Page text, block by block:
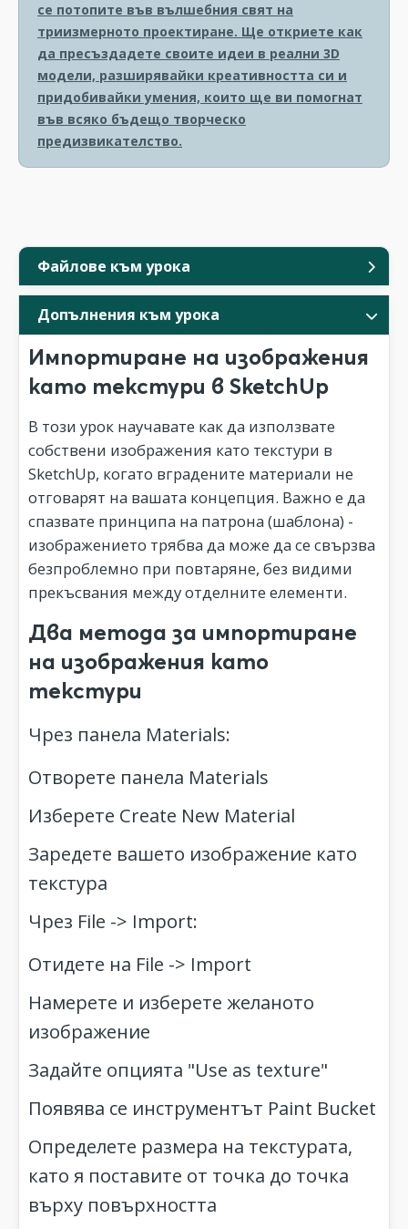
Файлове към урока
Допълнения към урока
Импортиране на изображения
като текстури в SketchUp
В този урок научавате как да използвате
собствени изображения като текстури в
SketchUp, когато вградените материали не
отговарят на вашата концепция. Важно е да
спазвате принципа на патрона (шаблона) -
изображението трябва да може да се свързва
безпроблемно при повтаряне, без видими
прекъсвания между отделните елементи.
Два метода за импортиране
на изображения като
текстури
Чрез панела Materials:
Отворете панела Materials
Изберете Create New Material
Заредете вашето изображение като
текстура
Чрез File -> Import:
Отидете на File -> Import
Намерете и изберете желаното
изображение
Задайте опцията "Use as texture"
Появява се инструментът Paint Bucket
Определете размера на текстурата,
като я поставите от точка до точка
върху повърхността
се потопите във вълшебния свят на
триизмерното проектиране. Ще откриете как
да пресъздадете своите идеи в реални 3D
модели, разширявайки креативността си и
придобивайки умения, които ще ви помогнат
във всяко бъдещо творческо
предизвикателство.